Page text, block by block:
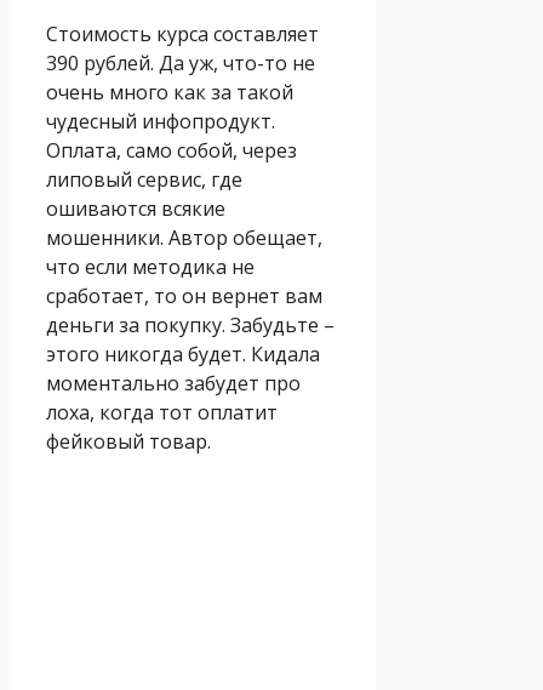
Стоимость курса составляет
390 рублей. Да уж, что-то не
очень много как за такой
чудесный инфопродукт.
Оплата, само собой, через
липовый сервис, где
ошиваются всякие
мошенники. Автор обещает,
что если методика не
сработает, то он вернет вам
деньги за покупку. Забудьте –
этого никогда будет. Кидала
моментально забудет про
лоха, когда тот оплатит
фейковый товар.